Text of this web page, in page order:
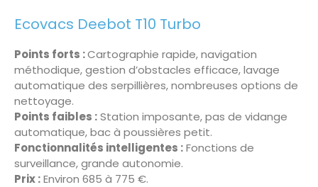
Ecovacs Deebot T10 Turbo
Points forts :Cartographie rapide, navigation
méthodique, gestion d’obstacles efficace, lavage
automatique des serpillières, nombreuses options de
nettoyage.
Points faibles :Station imposante, pas de vidange
automatique, bac à poussières petit.
Fonctionnalités intelligentes :Fonctions de
surveillance, grande autonomie.
Prix :Environ 685 à 775 €.